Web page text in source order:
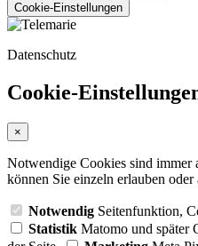
Cookie-Einstellungen
Datenschutz
Cookie-
×
Notwendige Cookies sind
können Sie einzeln erlauben oder
Notwendig Seitenfunktion,
Statistik Matomo und später